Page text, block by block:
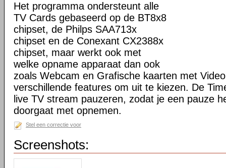
Het programma ondersteunt alle
TV Cards gebaseerd op de BT8x8
chipset, de Philps SAA713x
chipset en de Conexant CX2388x
chipset, maar werkt ook met
welke opname apparaat dan ook
zoals Webcam en Grafische kaarten met
verschillende features om uit te kiezen. De
live TV stream pauzeren, zodat je een pauze
doorgaat met opnemen.
Stel een correctie voor
Screenshots: